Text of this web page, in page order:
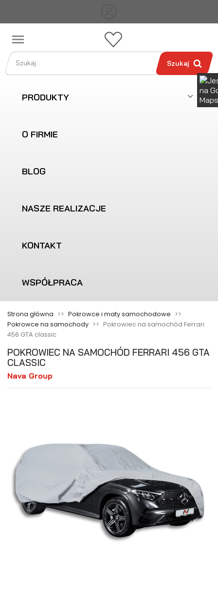

Szukaj
PRODUKTY
O FIRMIE
BLOG
NASZE REALIZACJE
KONTAKT
WSPÓŁPRACA
Strona główna
Pokrowce i maty samochodowe
Pokrowce na samochody
Pokrowiec na samochód Ferrari
456 GTA classic
POKROWIEC NA SAMOCHÓD FERRARI 456 GTA
CLASSIC
Nava Group